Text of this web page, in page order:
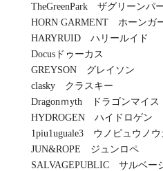
TheGreenPark ザグリーンパ
HORN GARMENT ホーンガ
HARYRUID ハリールイド
Docusドゥーカス
GREYSON グレイソン
clasky クラスキー
Dragonｍyth ドラゴンマイス
HYDROGEN ハイドロゲン
1piu1uguale3 ウノピュウノウ
JUN&ROPE ジュンロペ
SALVAGEPUBLIC サルベー